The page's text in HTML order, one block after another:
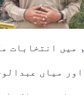
میں انتخابات
اور میاں